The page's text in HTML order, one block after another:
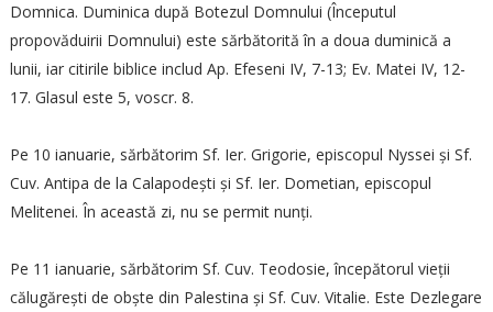
Domnica. Duminica după Botezul Domnului (Începutul
propovăduirii Domnului) este sărbătorită în a doua duminică a
lunii, iar citirile biblice includ Ap. Efeseni IV, 7-13; Ev. Matei IV, 12-
17. Glasul este 5, voscr. 8.
Pe 10 ianuarie, sărbătorim Sf. Ier. Grigorie, episcopul Nyssei și Sf.
Cuv. Antipa de la Calapodești și Sf. Ier. Dometian, episcopul
Melitenei. În această zi, nu se permit nunți.
Pe 11 ianuarie, sărbătorim Sf. Cuv. Teodosie, începătorul vieții
călugărești de obște din Palestina și Sf. Cuv. Vitalie. Este Dezlegare